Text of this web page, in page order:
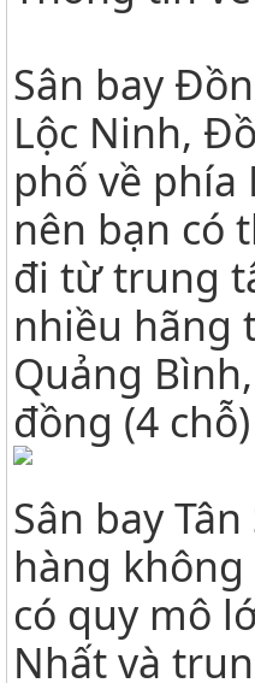
Sân bay
Lộc Ninh,
phố về phía
nên bạn có
đi từ trung
nhiều hãng
Quảng
đồng (4
Sân bay
hàng
có quy mô
Nhất và